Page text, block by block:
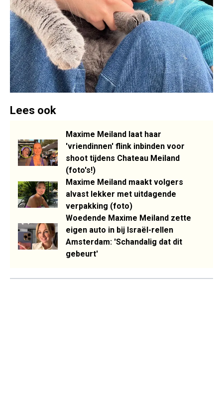
Lees ook
Maxime Meiland laat haar
'vriendinnen' flink inbinden voor
shoot tijdens Chateau Meiland
(foto's!)
Maxime Meiland maakt volgers
alvast lekker met uitdagende
verpakking (foto)
Woedende Maxime Meiland zette
eigen auto in bij Israël-rellen
Amsterdam: 'Schandalig dat dit
gebeurt'